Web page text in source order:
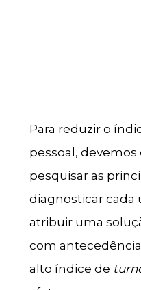
Para reduzir o
pessoal,
pesquisar as
diagnosticar cada
atribuir uma
com
alto índice de